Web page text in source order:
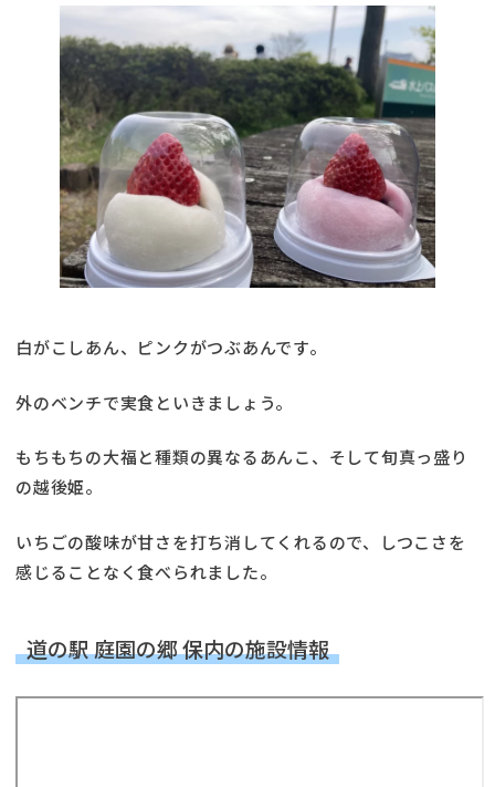
白がこしあん、ピンクがつぶあんです。
外のベンチで実食といきましょう。
もちもちの大福と種類の異なるあんこ、そして旬真っ盛り
の越後姫。
いちごの酸味が甘さを打ち消してくれるので、しつこさを
感じることなく食べられました。
道の駅 庭園の郷 保内の施設情報